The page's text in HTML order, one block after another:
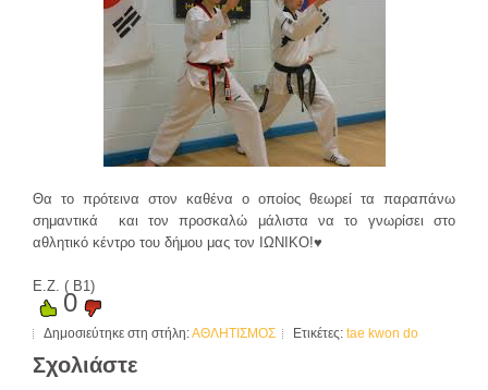
Θα το πρότεινα στον καθένα ο οποίος θεωρεί τα παραπάνω
σημαντικά και τον προσκαλώ μάλιστα να το γνωρίσει στο
αθλητικό κέντρο του δήμου μας τον ΙΩΝΙΚΟ!♥
Ε.Ζ. ( Β1)
0
Δημοσιεύτηκε στη στήλη:ΑΘΛΗΤΙΣΜΟΣ Ετικέτες: tae kwon do
Σχολιάστε